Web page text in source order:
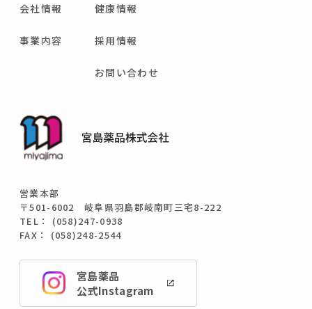
営業本部
〒501-6002 岐阜県羽島郡岐南町三宅8-222
TEL： (058)247-0938
FAX： (058)248-2544
会社情報
事業内容
健康情報
採用情報
お問い合わせ
宮島薬品
公式Instagram